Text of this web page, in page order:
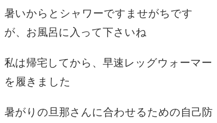
暑いからとシャワーですませがちです
が、お風呂に入って下さいね
私は帰宅してから、早速レッグウォーマー
を履きました
暑がりの旦那さんに合わせるための自己防